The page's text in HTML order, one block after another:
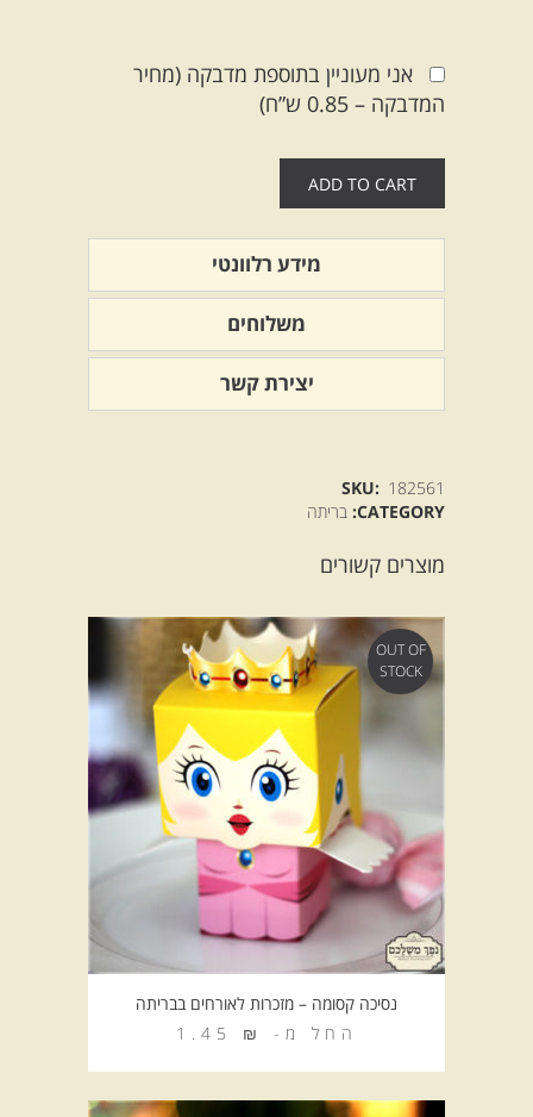
אני מעוניין בתוספת מדבקה (מחיר
המדבקה – 0.85 ש”ח)
ADD TO CART
מידע רלוונטי
משלוחים
יצירת קשר
SKU: 182561
CATEGORY: בריתה
מוצרים קשורים
OUT OF
STOCK
נסיכה קסומה – מזכרות לאורחים בבריתה
החל מ-
1.45 ₪